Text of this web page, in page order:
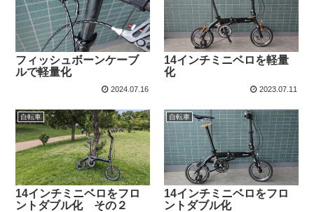
フィッシュボーンケーブ
ルで軽量化
2024.07.16
14インチミニベロを軽量
化
2023.07.11
自転車
14インチミニベロをフロ
ントダブル化 その２
自転車
14インチミニベロをフロ
ントダブル化